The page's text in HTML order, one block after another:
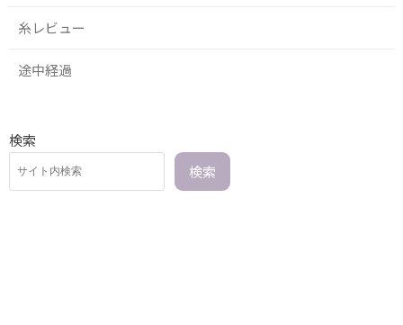
糸レビュー
途中経過
検索
検索